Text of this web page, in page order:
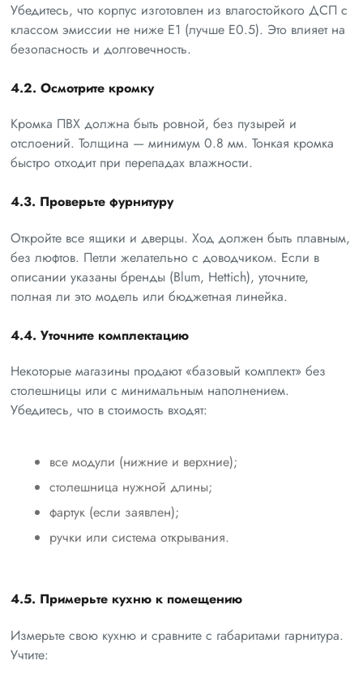
Убедитесь, что корпус изготовлен из влагостойкого ДСП с
классом эмиссии не ниже E1 (лучше E0.5). Это влияет на
безопасность и долговечность.
4.2. Осмотрите кромку
Кромка ПВХ должна быть ровной, без пузырей и
отслоений. Толщина — минимум 0.8 мм. Тонкая кромка
быстро отходит при перепадах влажности.
4.3. Проверьте фурнитуру
Откройте все ящики и дверцы. Ход должен быть плавным,
без люфтов. Петли желательно с доводчиком. Если в
описании указаны бренды (Blum, Hettich), уточните,
полная ли это модель или бюджетная линейка.
4.4. Уточните комплектацию
Некоторые магазины продают «базовый комплект» без
столешницы или с минимальным наполнением.
Убедитесь, что в стоимость входят:
все модули (нижние и верхние);
столешница нужной длины;
фартук (если заявлен);
ручки или система открывания.
4.5. Примерьте кухню к помещению
Измерьте свою кухню и сравните с габаритами гарнитура.
Учтите: